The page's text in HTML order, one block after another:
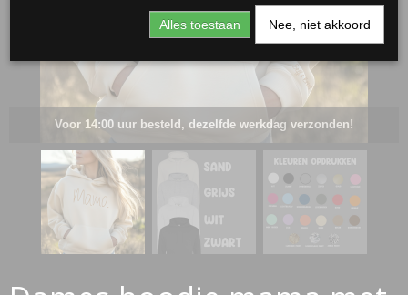
Voor 14:00 uur besteld, dezelfde werkdag verzonden!
Alles toestaan Nee, niet akkoord